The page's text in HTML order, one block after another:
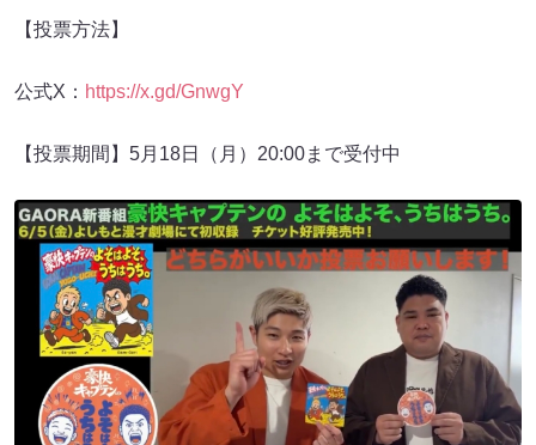
【投票方法】
公式X： https://x.gd/GnwgY
【投票期間】5月18日（月）20:00まで受付中